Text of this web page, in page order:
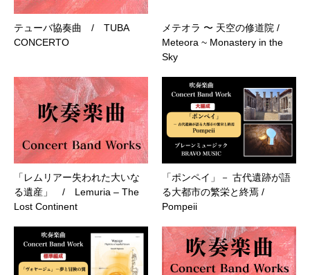
テューバ協奏曲 / TUBA
CONCERTO
メテオラ 〜 天空の修道院 /
Meteora ~ Monastery in the
Sky
「レムリアー失われた大いな
る遺産」 / Lemuria – The
Lost Continent
「ポンペイ」－ 古代遺跡が語
る大都市の繁栄と終焉 /
Pompeii